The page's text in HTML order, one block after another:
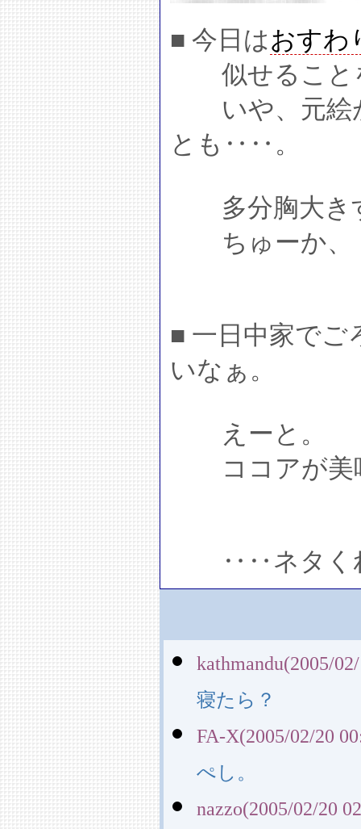
■ 今日はおすわ
似せること
いや、元絵
とも‥‥。
多分胸大き
ちゅーか、
■ 一日中家でご
いなぁ。
えーと。
ココアが美
‥‥ネタくれ
kathmandu(2005/
寝たら？
FA-X(2005/02/20
ぺし。
nazzo(2005/02/20